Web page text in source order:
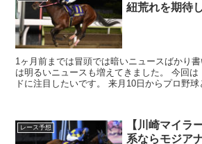
紐荒れを期待
1ヶ月前までは冒頭では暗いニュースばかり
は明るいニュースも増えてきました。 今回は
ドに注目したいです。 来月10日からプロ野
レース予想
【川崎マイラ
系ならモジア